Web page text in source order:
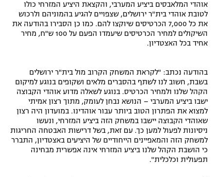
מדיניות פרטיות
רשיון להקרנה פומבית לבית עסק
הצטרפות לחבילת הערוצים
לוח דרושים – ג'ובנט
תגיות
אומנויות לחימה
גיימינג E-Sports
אוהדי המלאבסים ביציע המערבי, והקצאת היציע המזרחי כולו
לטובת אוהדי בית"ר ירושלים, שצפויים להגיע בהמוניהם ולרכוש
את כל 7,000 הכרטיסים שיוקצו להם. כמו כן הסבירו בהודעה את
השיקולים למחיר הכרטיסים שיעמדו הפעם על 100 ש"ח, מחיר
אחיד בכל האצטדיון.
בהודעה נכתב: "לקראת המשחק הקרוב מול בית"ר ירושלים
בשבת, חשוב לנו לשתף בהסברים מלאים ושקופים בנוגע למיקום
הקהל שלנו ולמחיר הכרטיס. בנוגע לשאלה מדוע אוהדי הקבוצה
ישבו ביציע המערבי – הנושא נבחן לעומק, מתוך רצון אמיתי
למצוא את הפתרון הטוב ביותר עבור אוהדינו. במועדון היה רצון
שאוהדי הקבוצה יישבו במשחק הזה ביציע המזרחי, ונעשו
ניסיונות לפעול למען כך. עם זאת, בשל דרישות האבטחה החריגות
למשחק הזה והמאפיינים הייחודיים של היציעים באצטדיון, התברר
כי הושבת הקהל שלנו ביציע המזרחי אינה אפשרית מבחינה
תפעולית וכלכלית".